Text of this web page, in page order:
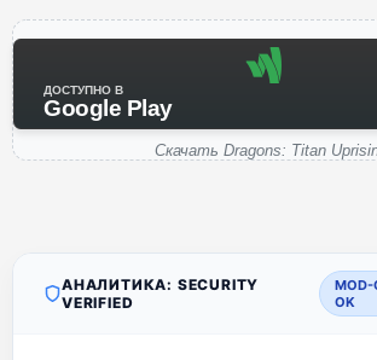
ДОСТУПНО В
Google Play
Скачать Dragons: Titan
АНАЛИТИКА: SECURITY
VERIFIED
MOD-
OK